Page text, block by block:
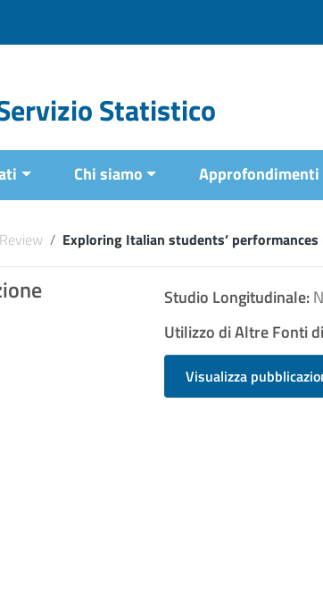
Statistico
Chi siamo Approfondimenti
/ Exploring Italian students’
Studio Longitudinale:
Utilizzo di Altre Fonti
Visualizza